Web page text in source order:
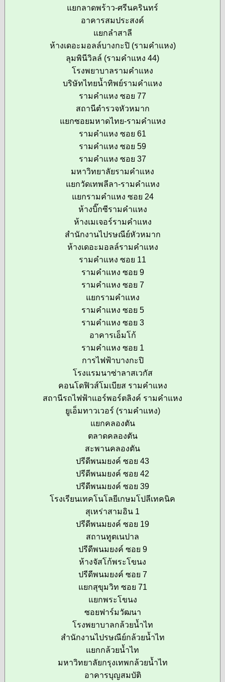
แยกลาดพร้าว-ศรีนครินทร์
อาคารสมประสงค์
แยกลำสาลี
ห้างเดอะมอลล์บางกะปิ (รามคำแหง)
ลุมพินีวิลล์ (รามคำแหง 44)
โรงพยาบาลรามคำแหง
บริษัทไทยน้ำทิพย์รามคำแหง
รามคำแหง ซอย 77
สถานีตำรวจหัวหมาก
แยกซอยมหาดไทย-รามคำแหง
รามคำแหง ซอย 61
รามคำแหง ซอย 59
รามคำแหง ซอย 37
มหาวิทยาลัยรามคำแหง
แยกวัดเทพลีลา-รามคำแหง
แยกรามคำแหง ซอย 24
ห้างบิ๊กซีรามคำแหง
ห้างเมเจอร์รามคำแหง
สำนักงานไปรษณีย์หัวหมาก
ห้างเดอะมอลล์รามคำแหง
รามคำแหง ซอย 11
รามคำแหง ซอย 9
รามคำแหง ซอย 7
แยกรามคำแหง
รามคำแหง ซอย 5
รามคำแหง ซอย 3
อาคารเอ็มโก้
รามคำแหง ซอย 1
การไฟฟ้าบางกะปิ
โรงแรมนาซ่าลาสเวกัส
คอนโดฟิวส์โมเบียส รามคำแหง
สถานีรถไฟฟ้าแอร์พอร์ตลิงค์ รามคำแหง
ยูเอ็มทาวเวอร์ (รามคำแหง)
แยกคลองตัน
ตลาดคลองตัน
สะพานคลองตัน
ปรีดีพนมยงค์ ซอย 43
ปรีดีพนมยงค์ ซอย 42
ปรีดีพนมยงค์ ซอย 39
โรงเรียนเทคโนโลยีเกษมโปลีเทคนิค
สุเหร่าสามอิน 1
ปรีดีพนมยงค์ ซอย 19
สถานทูตเนปาล
ปรีดีพนมยงค์ ซอย 9
ห้างจัสโก้พระโขนง
ปรีดีพนมยงค์ ซอย 7
แยกสุขุมวิท ซอย 71
แยกพระโขนง
ซอยฟาร์มวัฒนา
โรงพยาบาลกล้วยน้ำไท
สำนักงานไปรษณีย์กล้วยน้ำไท
แยกกล้วยน้ำไท
มหาวิทยาลัยกรุงเทพกล้วยน้ำไท
อาคารบุญสมบัติ